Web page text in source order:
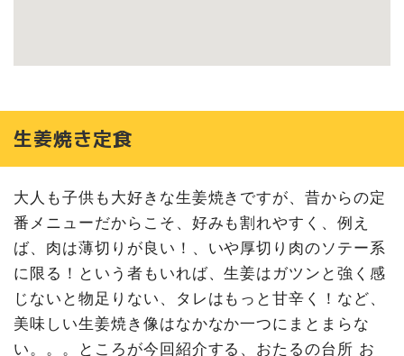
生姜焼き定食
大人も子供も大好きな生姜焼きですが、昔からの定
番メニューだからこそ、好みも割れやすく、例え
ば、肉は薄切りが良い！、いや厚切り肉のソテー系
に限る！という者もいれば、生姜はガツンと強く感
じないと物足りない、タレはもっと甘辛く！など、
美味しい生姜焼き像はなかなか一つにまとまらな
い。。。ところが今回紹介する、おたるの台所 お